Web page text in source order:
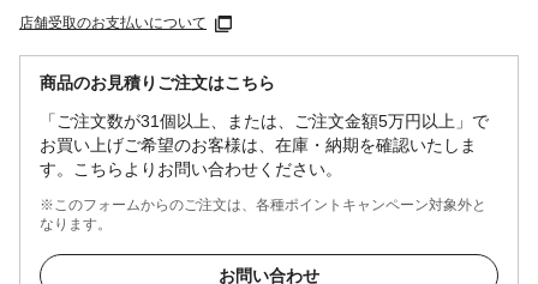
店舗受取のお支払いについて
商品のお見積りご注文はこちら
「ご注文数が31個以上、または、ご注文金額5万円以上」で
お買い上げご希望のお客様は、在庫・納期を確認いたしま
す。こちらよりお問い合わせください。
※このフォームからのご注文は、各種ポイントキャンペーン対象外と
なります。
お問い合わせ